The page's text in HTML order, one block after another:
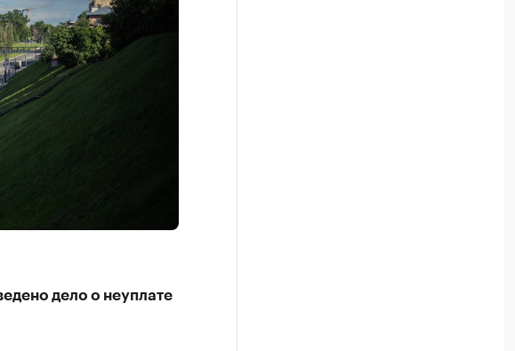
дело о неуплате